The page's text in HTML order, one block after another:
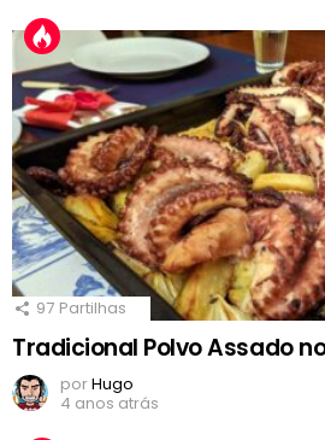
97 Partilhas
Tradicional Polvo Assado
porHugo
4 anos atrás